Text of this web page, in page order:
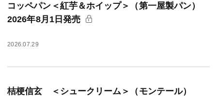
コッペパン＜紅芋＆ホイップ＞（第一屋製パン）
2026年8月1日発売
2026.07.29
桔梗信玄 ＜シュークリーム＞（モンテール）